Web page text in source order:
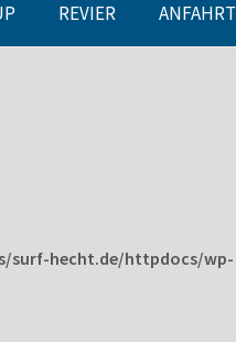
REVIER ANFAHRT
surf-hecht.de/httpdocs/wp-